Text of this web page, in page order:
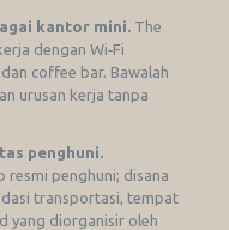
kantor mini. The
dengan Wi‑Fi
coffee bar. Bawalah
urusan kerja tanpa
penghuni.
resmi penghuni; disana
transportasi, tempat
yang diorganisir oleh